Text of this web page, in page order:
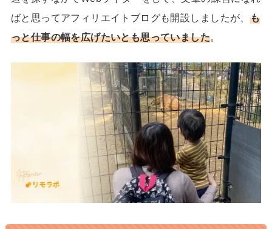
ばと思ってアフィリエイトブログも開設しましたが、 も
っと仕事の幅を広げたいとも思っていました。